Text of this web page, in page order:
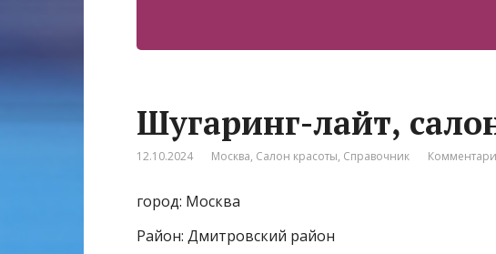
Шугаринг-лайт,
12.10.2024 Москва, Салон красоты, Справочник
город: Москва
Район: Дмитровский район